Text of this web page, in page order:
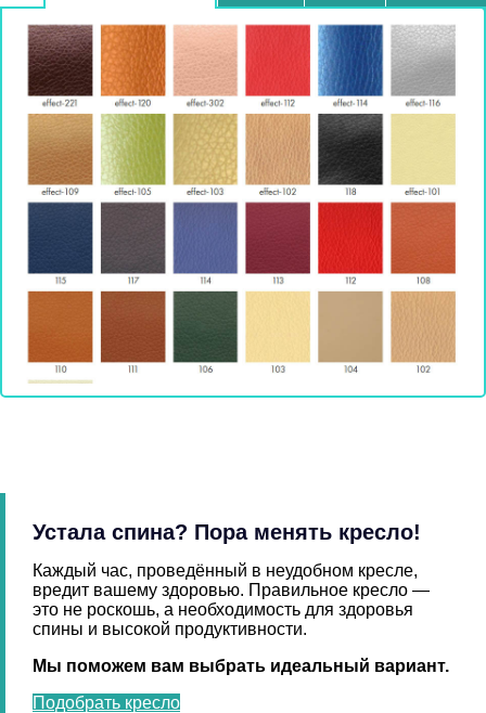
Устала спина? Пора менять кресло!
Каждый час, проведённый в неудобном кресле,
вредит вашему здоровью. Правильное кресло —
это не роскошь, а необходимость для здоровья
спины и высокой продуктивности.
Мы поможем вам выбрать идеальный вариант.
Подобрать кресло